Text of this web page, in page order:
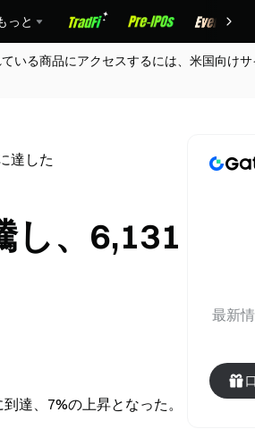
っと
いる商品にアクセスするには、米国向け
達した
し、6,131
達、7%の上昇となった。
最新